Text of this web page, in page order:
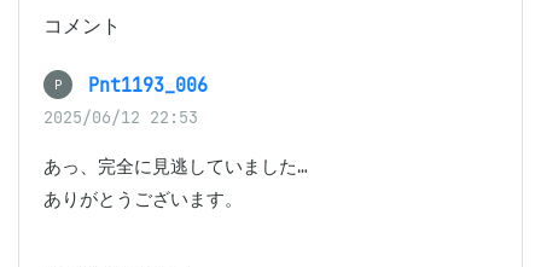
コメント
P Pnt1193_006
2025/06/12 22:53
あっ、完全に見逃していました…
ありがとうございます。